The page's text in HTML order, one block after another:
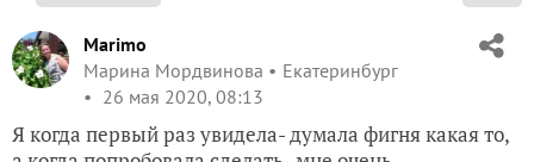
Marimo
Марина Мордвинова
Екатеринбург
26 мая 2020, 08:13
Я когда первый раз увидела- думала фигня какая то,